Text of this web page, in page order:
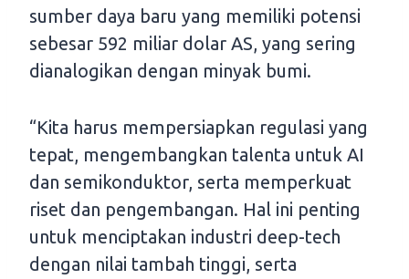
sumber daya baru yang memiliki potensi
sebesar 592 miliar dolar AS, yang sering
dianalogikan dengan minyak bumi.
“Kita harus mempersiapkan regulasi yang
tepat, mengembangkan talenta untuk AI
dan semikonduktor, serta memperkuat
riset dan pengembangan. Hal ini penting
untuk menciptakan industri deep-tech
dengan nilai tambah tinggi, serta